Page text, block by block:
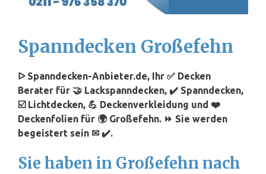
Spanndecken Großefehn
ᐅ Spanndecken-Anbieter.de, Ihr ✅ Decken
Berater für 🤝 Lackspanndecken, ✔️ Spanndecken,
☑️ Lichtdecken, 💪 Deckenverkleidung und ❤️
Deckenfolien für 🌍 Großefehn. ⏩ Sie werden
begeistert sein ✉ ✔️.
Sie haben in Großefehn nach